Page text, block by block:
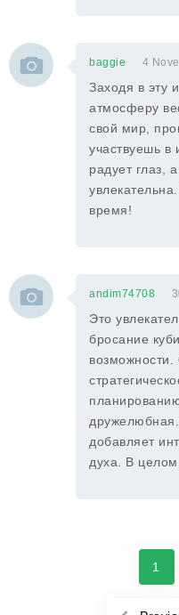
baggie 4
Заходя в эту
атмосферу
свой мир,
участвуешь в
радует глаз,
время!
andim74708
Это
бросание
возможности.
добавляет
духа. В
1